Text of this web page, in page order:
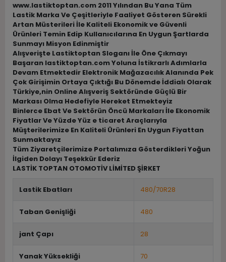
www.lastiktoptan.com 2011 Yılından Bu Yana Tüm
Lastik Marka Ve Çeşitleriyle Faaliyet Gösteren Sürekli
Artan Müsterileri İle Kaliteli Ekonomik ve Güvenli
Ürünleri Temin Edip Kullanıcılarına En Uygun Şartlarda
Sunmayı Misyon Edinmiştir
Alışverişte Lastiktoptan Sloganı İle Öne Çıkmayı
Başaran lastiktoptan.com Yoluna İstikrarlı Adımlarla
Devam Etmektedir Elektronik Mağazacılık Alanında Pek
Çok Girişimin Ortaya Çıktığı Bu Dönemde İddialı Olarak
Türkiye,nin Online Alışveriş Sektöründe Güçlü Bir
Markası Olma Hedefiyle Hereket Etmekteyiz
Binlerce Ebat Ve Sektörün Öncü Markaları İle Ekonomik
Fiyatlar Ve Yüzde Yüz e ticaret Araçlarıyla
Müşterilerimize En Kaliteli Ürünleri En Uygun Fiyattan
Sunmaktayız
Tüm Ziyaretçilerimize Portalımıza Gösterdikleri Yoğun
İlgiden Dolayı Teşekkür Ederiz
LASTİK TOPTAN OTOMOTİV LİMİTED ŞİRKET
Lastik Ebatları 480/70R28
Taban Genişliği 480
jant Çapı 28
Yanak Yüksekliği 70